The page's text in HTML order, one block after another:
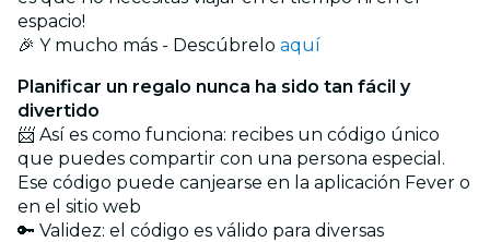
espacio!
🎉 Y mucho más - Descúbrelo aquí
Planificar un regalo nunca ha sido tan fácil y
divertido
📨 Así es como funciona: recibes un código único
que puedes compartir con una persona especial.
Ese código puede canjearse en la aplicación Fever o
en el sitio web
🔑 Validez: el código es válido para diversas